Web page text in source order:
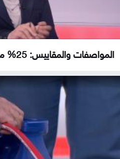
المواصفات والمقاييس: 25% من المنتجات تحمل...